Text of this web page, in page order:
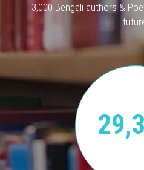
3,000 Bengali authors &